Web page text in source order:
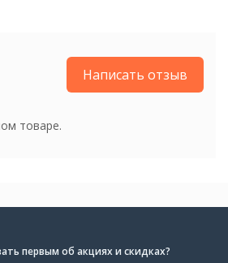
Написать отзыв
товаре.
первым об акциях и скидках?